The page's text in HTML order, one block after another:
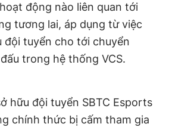
động nào liên quan tới
tương lai, áp dụng từ việc
đội tuyển cho tới chuyển
trong hệ thống VCS.
hữu đội tuyển SBTC Esports
chính thức bị cấm tham gia